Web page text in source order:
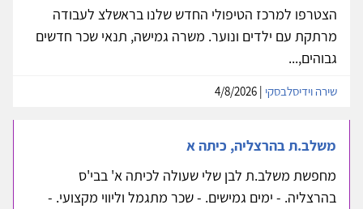
הצטרפו למרכז הטיפולי החדש שלנו בראשלצ לעבודה
מרתקת עם ילדים ונוער. משרה גמישה, תנאי שכר חדשים
גבוהים,...
שירה וידיסלבסקי
משלב.ת בהרצליה, כיתה א
מחפשת משלב.ת לבן שלי שעולה לכיתה א' בבי'ס
בהרצליה. - ימים גמישים. - שכר מתגמל וליווי מקצועי. -